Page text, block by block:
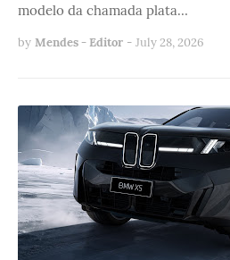
modelo da chamada plata…
by Mendes - Editor - July 28, 2026